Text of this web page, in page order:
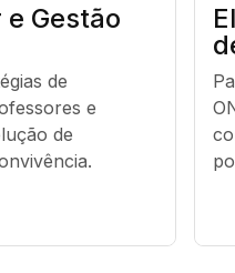
Gestão
de
e
de